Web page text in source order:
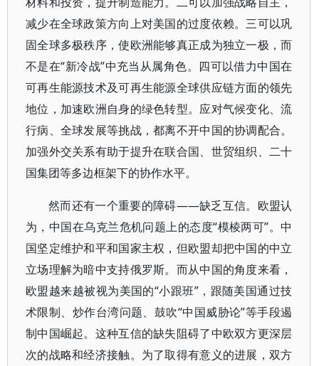
减少在全球政策方向上对美国的过度依赖。三可以巩
固全球多极秩序，使欧洲能够真正成为独立一极，而
不是在“新冷战”中充当从属角色。四可以借力中国在
可再生能源技术及可再生能源全球供应链方面的领先
地位，加速欧洲自身的绿色转型。应对气候变化、流
行病、全球发展等挑战，都离不开中国的协调配合。
加强外交关系有助于提升在联合国、世贸组织、二十
国集团等多边框架下的协作水平。
然而还有一个重要的障碍——缺乏互信。欧盟认
为，中国在乌克兰危机问题上的态度“模棱两可”。中
国坚定维护和平和国家主权，但欧盟却把中国的中立
立场理解为暗中支持俄罗斯。而从中国的角度来看，
欧盟越来越被视为美国的“小跟班”，跟随美国通过技
术限制、炒作台湾问题、鼓吹“中国威胁论”等手段遏
制中国崛起。这种互信的缺失阻碍了中欧双方更深层
次的战略和经济接触。为了取得有意义的进展，双方